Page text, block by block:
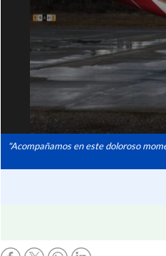
"Acompañamos en este doloroso